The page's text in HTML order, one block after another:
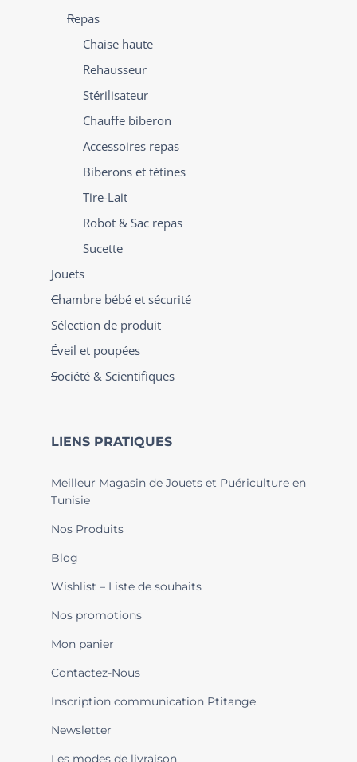
Repas
Chaise haute
Rehausseur
Stérilisateur
Chauffe biberon
Accessoires repas
Biberons et tétines
Tire-Lait
Robot & Sac repas
Sucette
Jouets
Chambre bébé et sécurité
Sélection de produit
Éveil et poupées
Société & Scientifiques
LIENS PRATIQUES
Meilleur Magasin de Jouets et Puériculture en
Tunisie
Nos Produits
Blog
Wishlist – Liste de souhaits
Nos promotions
Mon panier
Contactez-Nous
Inscription communication Ptitange
Newsletter
Les modes de livraison